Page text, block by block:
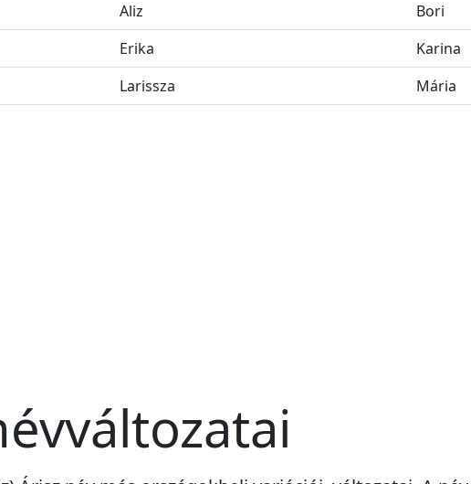
Aliz
Bori
Erika
Karina
Larissza Mária